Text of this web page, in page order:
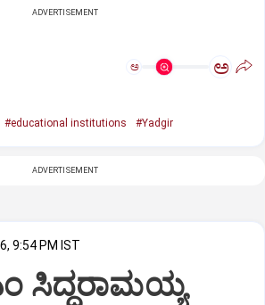
ADVERTISEMENT
ಅ ಅ
#educational institutions #Yadgir
ADVERTISEMENT
9:54 PM IST
ಸಿದ್ದರಾಮಯ್ಯ